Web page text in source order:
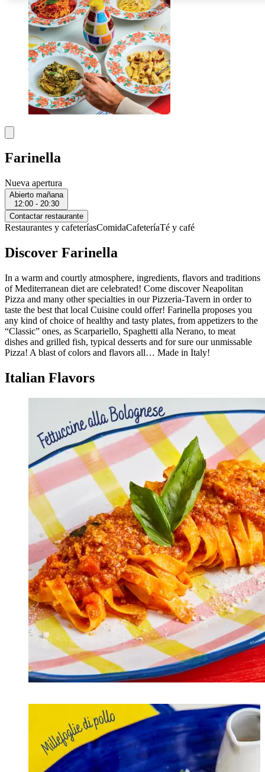
Farinella
Nueva apertura
Abierto mañana
12:00 - 20:30
Contactar restaurante
Restaurantes y cafeteríasComidaCafeteríaTé y café
Discover Farinella
In a warm and courtly atmosphere, ingredients, flavors and traditions
of Mediterranean diet are celebrated! Come discover Neapolitan
Pizza and many other specialties in our Pizzeria-Tavern in order to
taste the best that local Cuisine could offer! Farinella proposes you
any kind of choice of healthy and tasty plates, from appetizers to the
“Classic” ones, as Scarpariello, Spaghetti alla Nerano, to meat
dishes and grilled fish, typical desserts and for sure our unmissable
Pizza! A blast of colors and flavors all… Made in Italy!
Italian Flavors